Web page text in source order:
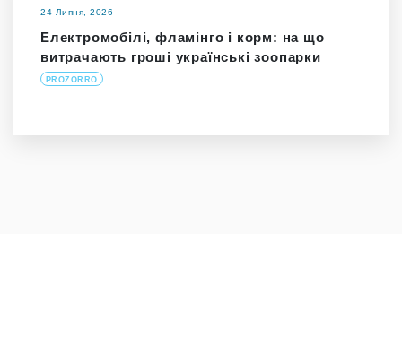
24 Липня, 2026
Електромобілі, фламінго і корм: на що
витрачають гроші українські зоопарки
PROZORRO